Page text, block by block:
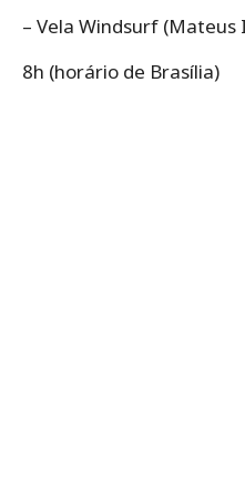
– Vela Windsurf (Mateus
8h (horário de Brasília)